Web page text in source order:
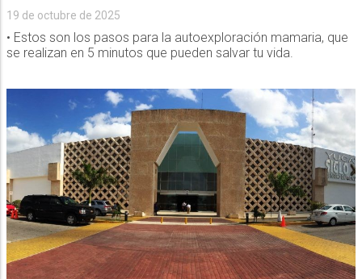
19 de octubre de 2025
• Estos son los pasos para la autoexploración mamaria, que
se realizan en 5 minutos que pueden salvar tu vida.